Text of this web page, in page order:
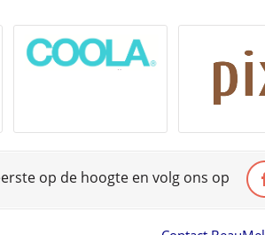
op de hoogte en volg ons op